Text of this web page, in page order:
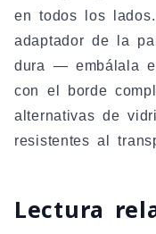
en todos los
adaptador de la
dura — embálala
con el borde
alternativas de
resistentes al
Lectura